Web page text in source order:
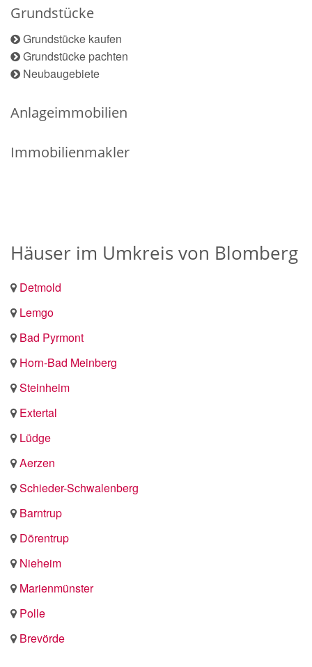
Grundstücke
Grundstücke kaufen
Grundstücke pachten
Neubaugebiete
Anlageimmobilien
Immobilienmakler
Häuser im Umkreis von Blomberg
Detmold
Lemgo
Bad Pyrmont
Horn-Bad Meinberg
Steinheim
Extertal
Lüdge
Aerzen
Schieder-Schwalenberg
Barntrup
Dörentrup
Nieheim
Marienmünster
Polle
Brevörde